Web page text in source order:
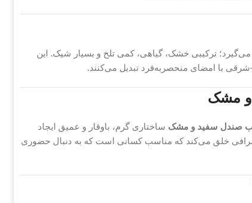
ترکیبی خشک، گیاهی، کمی تلخ و بسیار شیک. این
با امضای منحصر‌به‌فرد تبدیل می‌کنند.
و مشک
صندل سفید و مشک ساختاری گرم، باوقار و عمیق ایجاد
خلق می‌کند که مناسب کسانی است که به دنبال حضوری